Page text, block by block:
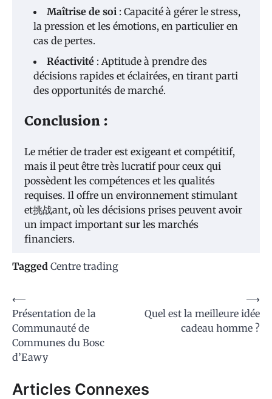
Maîtrise de soi : Capacité à gérer le stress,
la pression et les émotions, en particulier en
cas de pertes.
Réactivité : Aptitude à prendre des
décisions rapides et éclairées, en tirant parti
des opportunités de marché.
Conclusion :
Le métier de trader est exigeant et compétitif,
mais il peut être très lucratif pour ceux qui
possèdent les compétences et les qualités
requises. Il offre un environnement stimulant
et挑战ant, où les décisions prises peuvent avoir
un impact important sur les marchés
financiers.
Tagged Centre trading
Navigation
de
l’article
⟵
Présentation de la
Communauté de
Communes du Bosc
d’Eawy
Quel est la meilleure idée
cadeau homme ?
⟶
Articles Connexes